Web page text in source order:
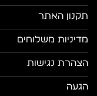
תקנון האתר
מדיניות משלוחים
הצהרת נגישות
הגעה